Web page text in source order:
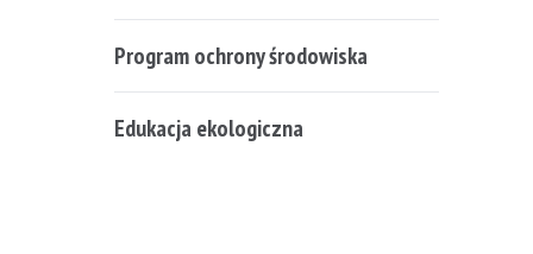
Program ochrony środowiska
Edukacja ekologiczna